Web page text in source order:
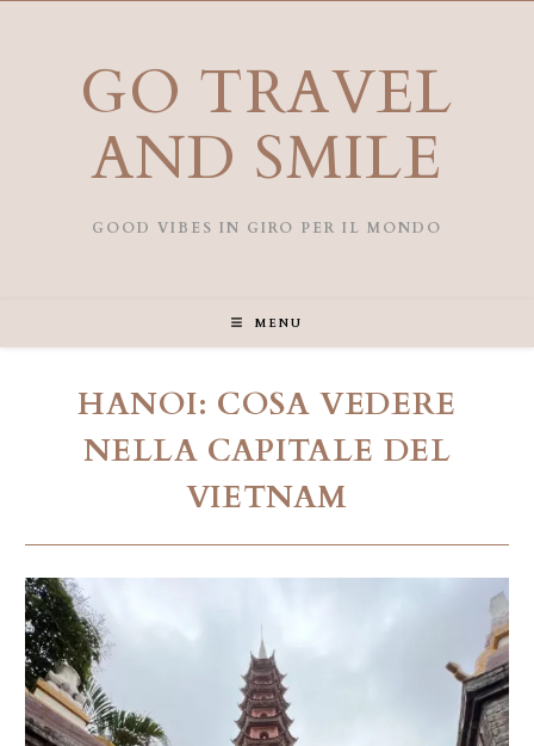
GO TRAVEL
AND SMILE
GOOD VIBES IN GIRO PER IL MONDO
MENU
HANOI: COSA VEDERE
NELLA CAPITALE DEL
VIETNAM